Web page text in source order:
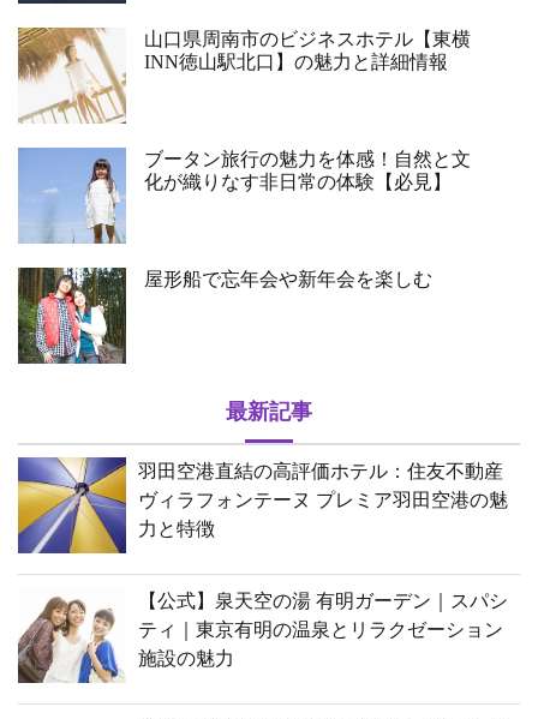
山口県周南市のビジネスホテル【東横
INN徳山駅北口】の魅力と詳細情報
ブータン旅行の魅力を体感！自然と文
化が織りなす非日常の体験【必見】
屋形船で忘年会や新年会を楽しむ
最新記事
羽田空港直結の高評価ホテル：住友不動産
ヴィラフォンテーヌ プレミア羽田空港の魅
力と特徴
【公式】泉天空の湯 有明ガーデン｜スパシ
ティ｜東京有明の温泉とリラクゼーション
施設の魅力